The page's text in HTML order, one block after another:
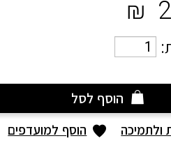
₪
הוסף לסל
ולתמיכה הוסף למועדפים